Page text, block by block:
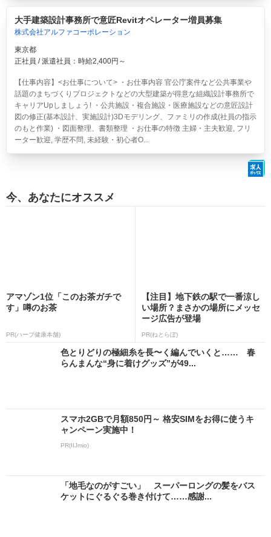
大手建築設計事務所で意匠Revitオペレーター増員募集
株式会社アルファコーポレーション
東京都
正社員 / 派遣社員：時給2,400円～
【仕事内容】<お仕事について> ・お仕事内容 官公庁案件など公共事業や
話題のまちづくりプロジェクトなどの大型建築が得意な組織設計事務所で
キャリアUpしましょう! ・公共施設・複合施設・医療施設などの意匠設計
図の修正(基本設計、実施設計)3Dモデリング、ファミリの作成(社員の指示
のもと作業) ・図面整理、書類整理 ・お仕事の特徴 主婦・主夫歓迎, フリ
ーター歓迎, 学歴不問, 未経験・初心者O...
今、あなたにオススメ
アマゾン1位「このお茶ガチで
す」噂のお茶
PR(ハーブ健康本舗)
【注目】地下鉄の駅で一番涼し
い場所？まさかの場所にメッセ
ージ広告が登場
PR(ねとらぼ)
色とりどりの極細糸を長〜く編んでいくと…… 春
らんまんな“身に着けグッズ”が49...
スマホ2GBで月額850円～ 格安SIMをお得に使うキ
ャンペーン実施中！
PR(IIJmio)
「地毛なのがすごい」 スーパーロングの髪をバス
ケットにぐるぐる巻き付けて……感謝...